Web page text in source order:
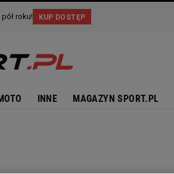
INNE MAGAZYN SPORT.PL